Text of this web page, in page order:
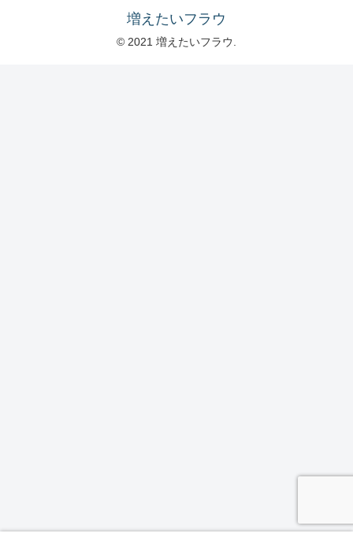
増えたいフラウ
© 2021 増えたいフラウ.